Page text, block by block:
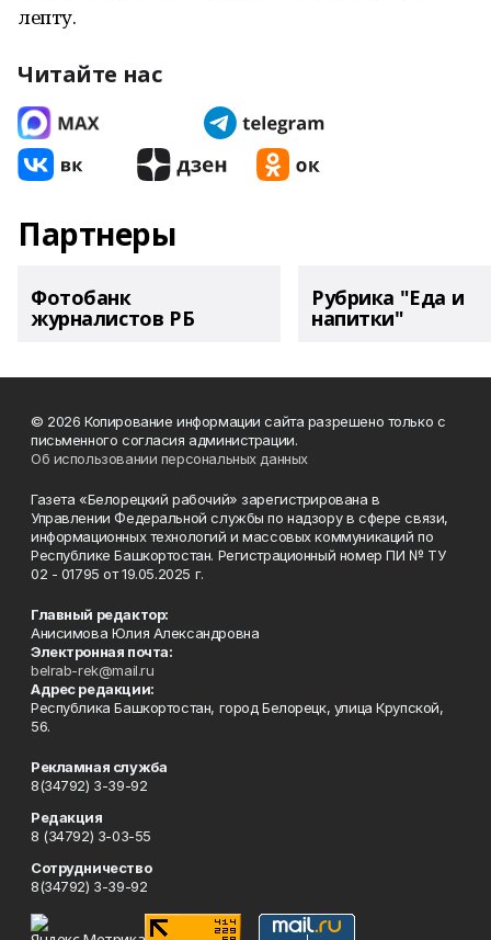
лепту.
Читайте нас
Партнеры
Фотобанк
журналистов РБ
Рубрика "Еда и
напитки"
© 2026 Копирование информации сайта разрешено только с
письменного согласия администрации.
Об использовании персональных данных
Газета «Белорецкий рабочий» зарегистрирована в
Управлении Федеральной службы по надзору в сфере связи,
информационных технологий и массовых коммуникаций по
Республике Башкортостан. Регистрационный номер ПИ № ТУ
02 - 01795 от 19.05.2025 г.
Главный редактор:
Анисимова Юлия Александровна
Электронная почта:
belrab-rek@mail.ru
Адрес редакции:
Республика Башкортостан, город Белорецк, улица Крупской,
56.
Рекламная служба
8(34792) 3-39-92
Редакция
8 (34792) 3-03-55
Сотрудничество
8(34792) 3-39-92